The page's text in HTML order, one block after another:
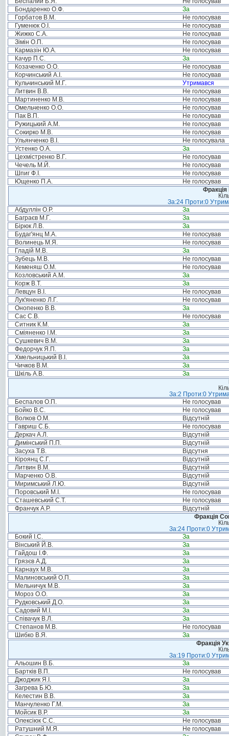
Бондаренко О.Ф.
За
Горбатов В.М.
Не голосував
Гуменюк О.І.
Не голосував
Жижко С.А.
Не голосував
Зімін О.П.
Не голосував
Кармазін Ю.А.
Не голосував
Качур П.С.
За
Козаченко О.О.
Не голосував
Корчинський А.І.
Не голосував
Кульчинський М.Г.
Утримався
Литвин В.В.
Не голосував
Мартиненко М.В.
Не голосував
Омельченко О.О.
Не голосував
Пак В.П.
Не голосував
Ружицький А.М.
Не голосував
Сокирко М.В.
Не голосував
Ульянченко В.І.
Не голосувала
Устенко О.А.
За
Цехмістренко В.Г.
Не голосував
Чечель М.Й.
Не голосував
Шпиг Ф.І.
Не голосував
Ющенко П.А.
Не голосував
За:24 Проти:0
Абдуллін О.Р.
За
Баграєв М.Г.
За
Бірюк Л.В.
За
Будаг'янц М.А.
Не голосував
Волинець М.Я.
Не голосував
Гладій М.В.
За
Зубець М.В.
Не голосував
Кеменяш О.М.
Не голосував
Козловський А.М.
За
Корж В.Т.
За
Левцун В.І.
Не голосував
Лук'яненко Л.Г.
Не голосував
Онопенко В.В.
За
Сас С.В.
Не голосував
Ситник К.М.
За
Сміяненко І.М.
За
Сушкевич В.М.
За
Федорчук Я.П.
За
Хмельницький В.І.
За
Чичков В.М.
За
Шкіль А.В.
За
За:2 Проти:0
Беспалов О.П.
Не голосував
Бойко В.С.
Не голосував
Волков О.М.
Відсутній
Гавриш С.Б.
Не голосував
Деркач А.Л.
Відсутній
Димінський П.П.
Відсутній
Засуха Т.В.
Відсутня
Кіроянц С.Г.
Відсутній
Литвин В.М.
Відсутній
Марченко О.В.
Відсутній
Миримський Л.Ю.
Відсутній
Поровський М.І.
Не голосував
Сташевський С.Т.
Не голосував
Франчук А.Р.
Відсутній
Фракція
За:24 Проти:0
Бокий І.С.
За
Вінський Й.В.
За
Гайдош І.Ф.
За
Грязєв А.Д.
За
Карнаух М.В.
За
Малиновський О.П.
За
Мельничук М.В.
За
Мороз О.О.
За
Рудковський Д.О.
За
Садовий М.І.
За
Співачук В.Л.
За
Степанов М.В.
Не голосував
Шибко В.Я.
За
Фракція
За:19 Проти:0
Альошин В.Б.
За
Бартків В.П.
Не голосував
Джоджик Я.І.
За
Загрева Б.Ю.
За
Келестин В.В.
За
Манчуленко Г.М.
За
Мойсик В.Р.
За
Олексіюк С.С.
Не голосував
Ратушний М.Я.
Не голосував